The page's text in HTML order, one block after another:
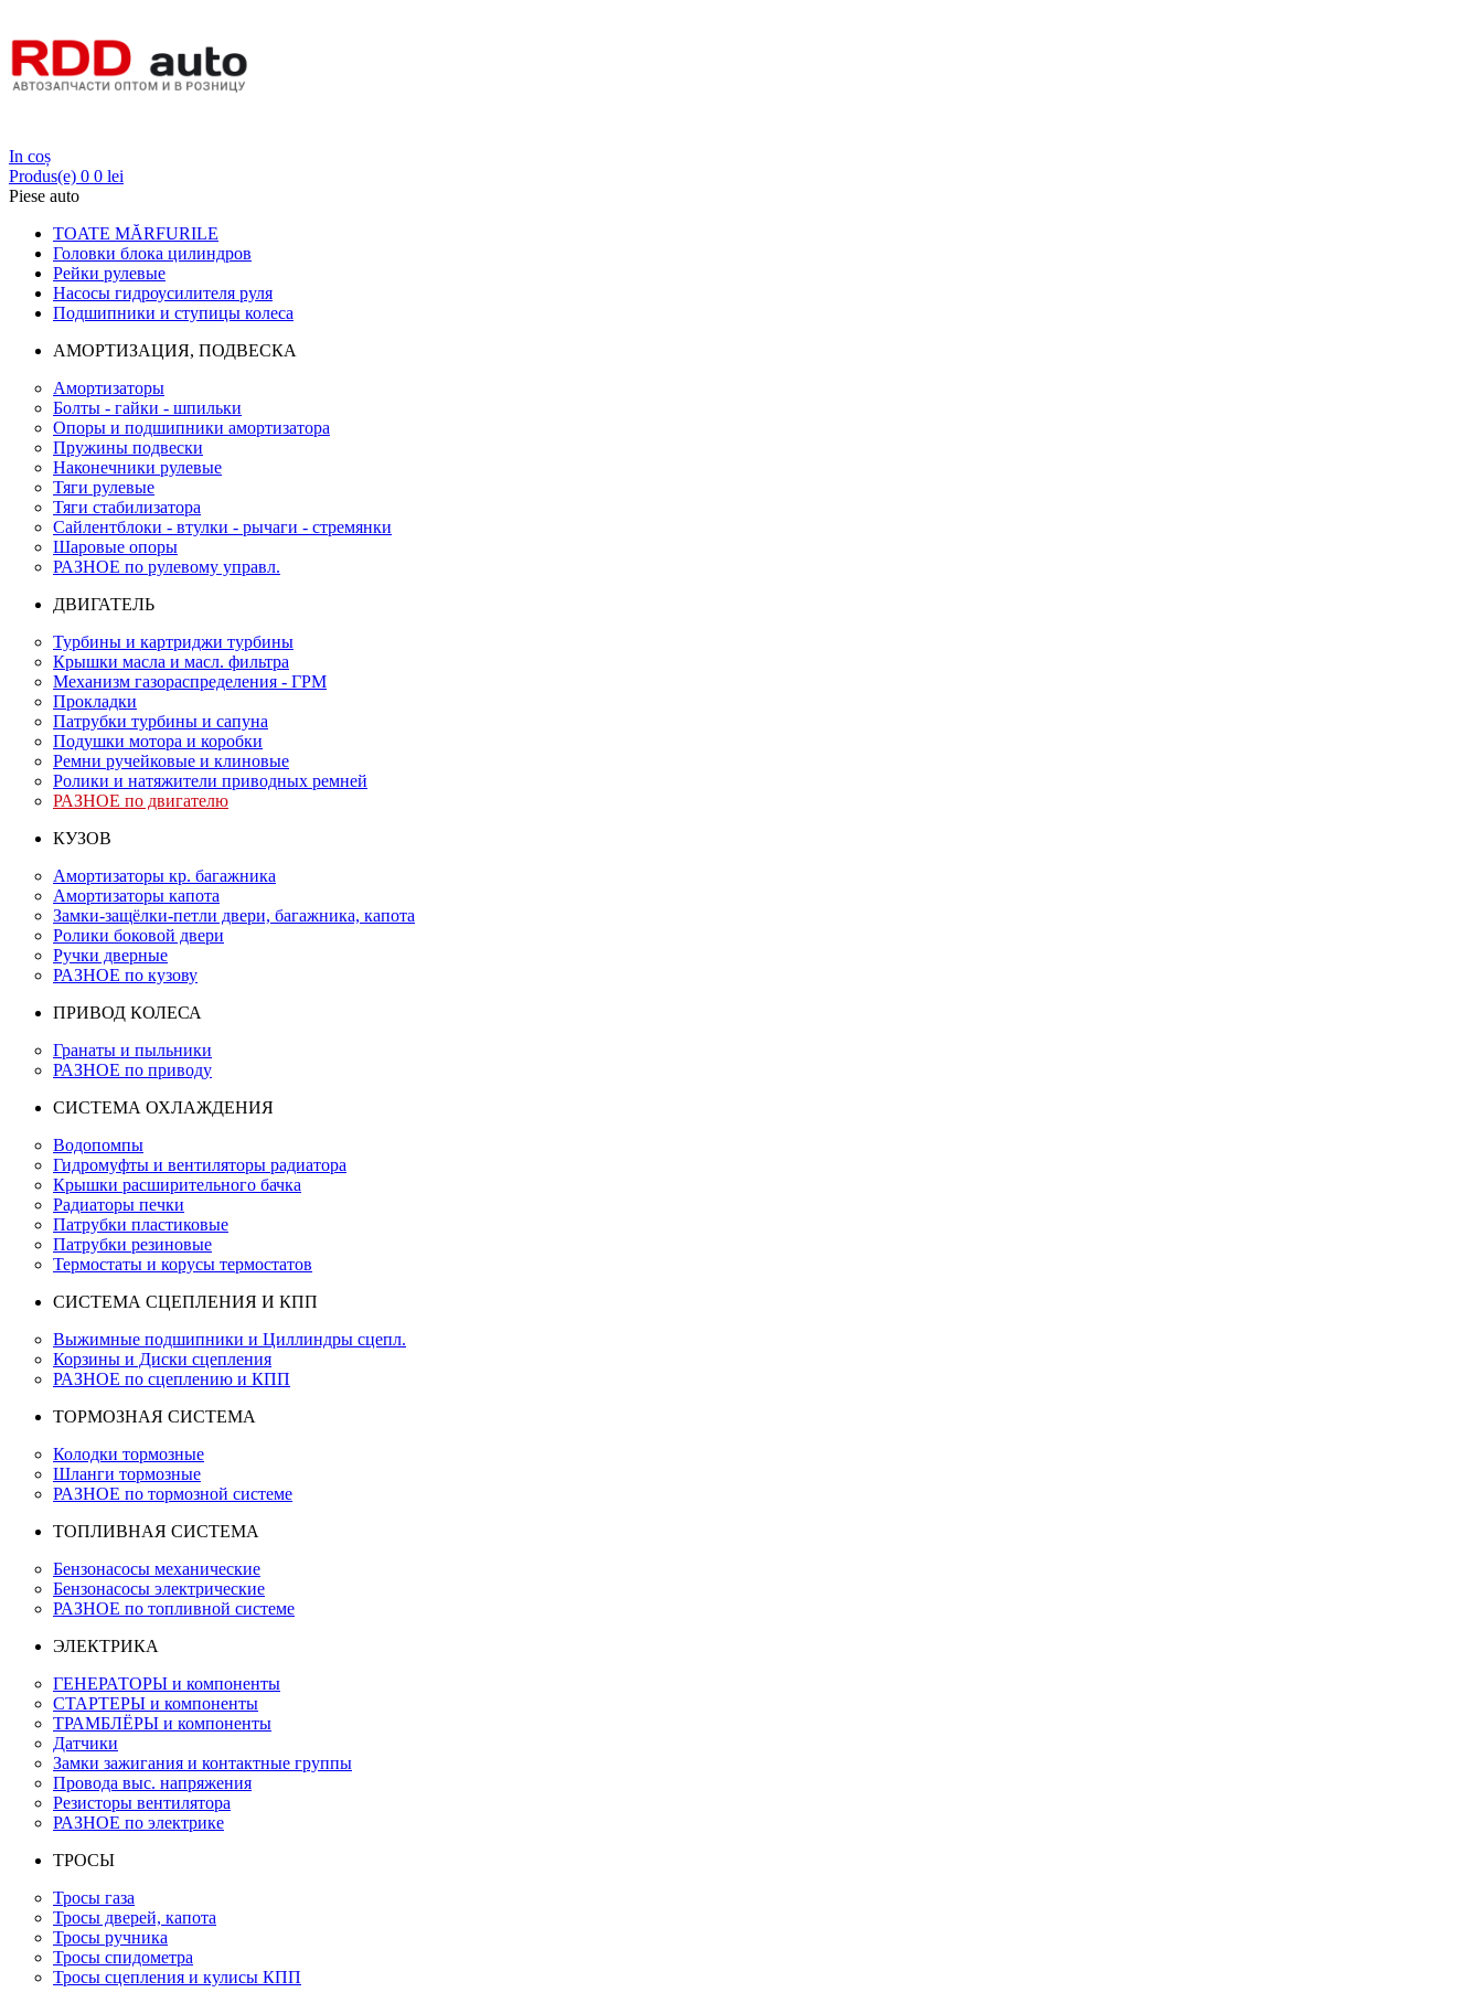
In coș
Produs(e) 0 0 lei
Piese auto
TOATE MĂRFURILE
Головки блока цилиндров
Рейки рулевые
Насосы гидроусилителя руля
Подшипники и ступицы колеса
АМОРТИЗАЦИЯ, ПОДВЕСКА
Амортизаторы
Болты - гайки - шпильки
Опоры и подшипники амортизатора
Пружины подвески
Наконечники рулевые
Тяги рулевые
Тяги стабилизатора
Сайлентблоки - втулки - рычаги - стремянки
Шаровые опоры
РАЗНОЕ по рулевому управл.
ДВИГАТЕЛЬ
Турбины и картриджи турбины
Крышки масла и масл. фильтра
Механизм газораспределения - ГРМ
Прокладки
Патрубки турбины и сапуна
Подушки мотора и коробки
Ремни ручейковые и клиновые
Ролики и натяжители приводных ремней
РАЗНОЕ по двигателю
КУЗОВ
Амортизаторы кр. багажника
Амортизаторы капота
Замки-защёлки-петли двери, багажника, капота
Ролики боковой двери
Ручки дверные
РАЗНОЕ по кузову
ПРИВОД КОЛЕСА
Гранаты и пыльники
РАЗНОЕ по приводу
СИСТЕМА ОХЛАЖДЕНИЯ
Водопомпы
Гидромуфты и вентиляторы радиатора
Крышки расширительного бачка
Радиаторы печки
Патрубки пластиковые
Патрубки резиновые
Термостаты и корусы термостатов
СИСТЕМА СЦЕПЛЕНИЯ И КПП
Выжимные подшипники и Циллиндры сцепл.
Корзины и Диски сцепления
РАЗНОЕ по сцеплению и КПП
ТОРМОЗНАЯ СИСТЕМА
Колодки тормозные
Шланги тормозные
РАЗНОЕ по тормозной системе
ТОПЛИВНАЯ СИСТЕМА
Бензонасосы механические
Бензонасосы электрические
РАЗНОЕ по топливной системе
ЭЛЕКТРИКА
ГЕНЕРАТОРЫ и компоненты
СТАРТЕРЫ и компоненты
ТРАМБЛЁРЫ и компоненты
Датчики
Замки зажигания и контактные группы
Провода выс. напряжения
Резисторы вентилятора
РАЗНОЕ по электрике
ТРОСЫ
Тросы газа
Тросы дверей, капота
Тросы ручника
Тросы спидометра
Тросы сцепления и кулисы КПП